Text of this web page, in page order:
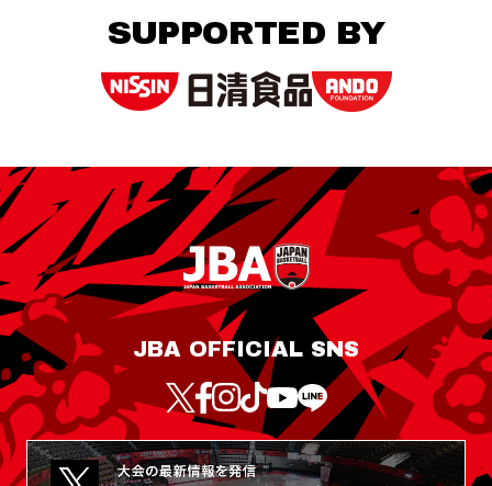
SUPPORTED BY
JBA OFFICIAL SNS